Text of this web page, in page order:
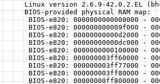
Linux version 2.6.9-42.0.2.EL
BIOS-provided physical RAM map:
BIOS-e820: 0000000000000000 -
BIOS-e820: 000000000009f000 -
BIOS-e820: 00000000000d2000 -
BIOS-e820: 00000000000dc000 -
BIOS-e820: 0000000000100000 -
BIOS-e820: 000000003ff60000 -
BIOS-e820: 000000003ff77000 -
BIOS-e820: 000000003ff80000 -
BIOS-e820: 00000000ff800000 -